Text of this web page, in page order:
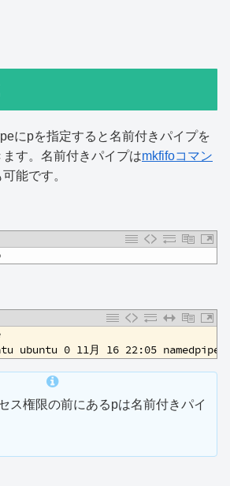
にpを指定すると名前付きパイプを
す。名前付きパイプはmkfifoコマン
能です。
ubuntu 0 11月 16 22:05 namedpipe
ス権限の前にあるpは名前付きパイ